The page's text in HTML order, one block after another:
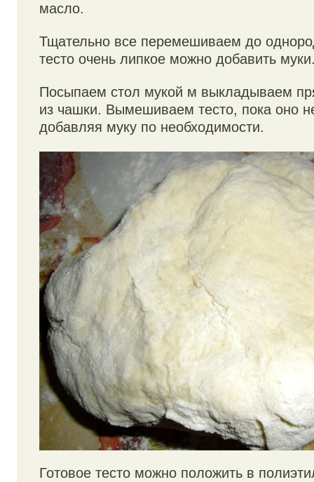
масло.
Тщательно все перемешиваем до
тесто очень липкое можно добавить
Посыпаем стол мукой м выкладываем
из чашки. Вымешиваем тесто, пока оно
добавляя муку по необходимости.
Готовое тесто можно положить в